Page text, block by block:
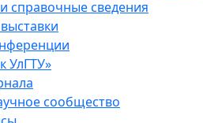
справочные сведения
УлГТУ»
сообщество